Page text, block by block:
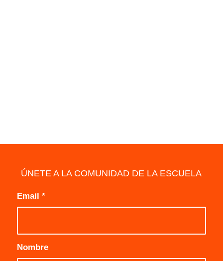
ÚNETE A LA COMUNIDAD DE LA ESCUELA
Email *
Nombre